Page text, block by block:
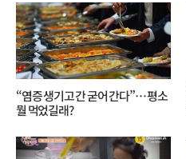
“염증 생기고 간 굳어 간다”… 평소
뭘 먹었길래?